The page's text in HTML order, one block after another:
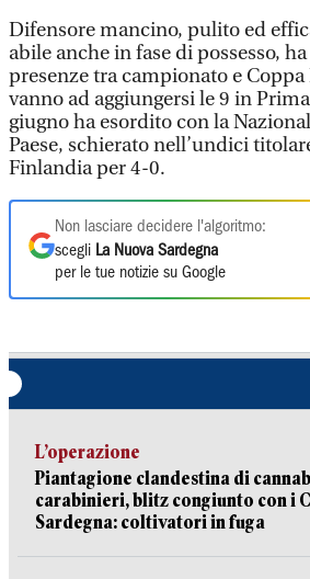
Difensore mancino, pulito ed
abile anche in fase di possesso,
presenze tra campionato e
vanno ad aggiungersi le 9 in
giugno ha esordito con la
Paese, schierato nell’undici
Finlandia per 4-0.
Non lasciare decidere l'algoritmo:
scegli La Nuova Sardegna
per le tue notizie su Google
L’operazione
Piantagione clandestina di
carabinieri, blitz congiunto con i
Sardegna: coltivatori in fuga